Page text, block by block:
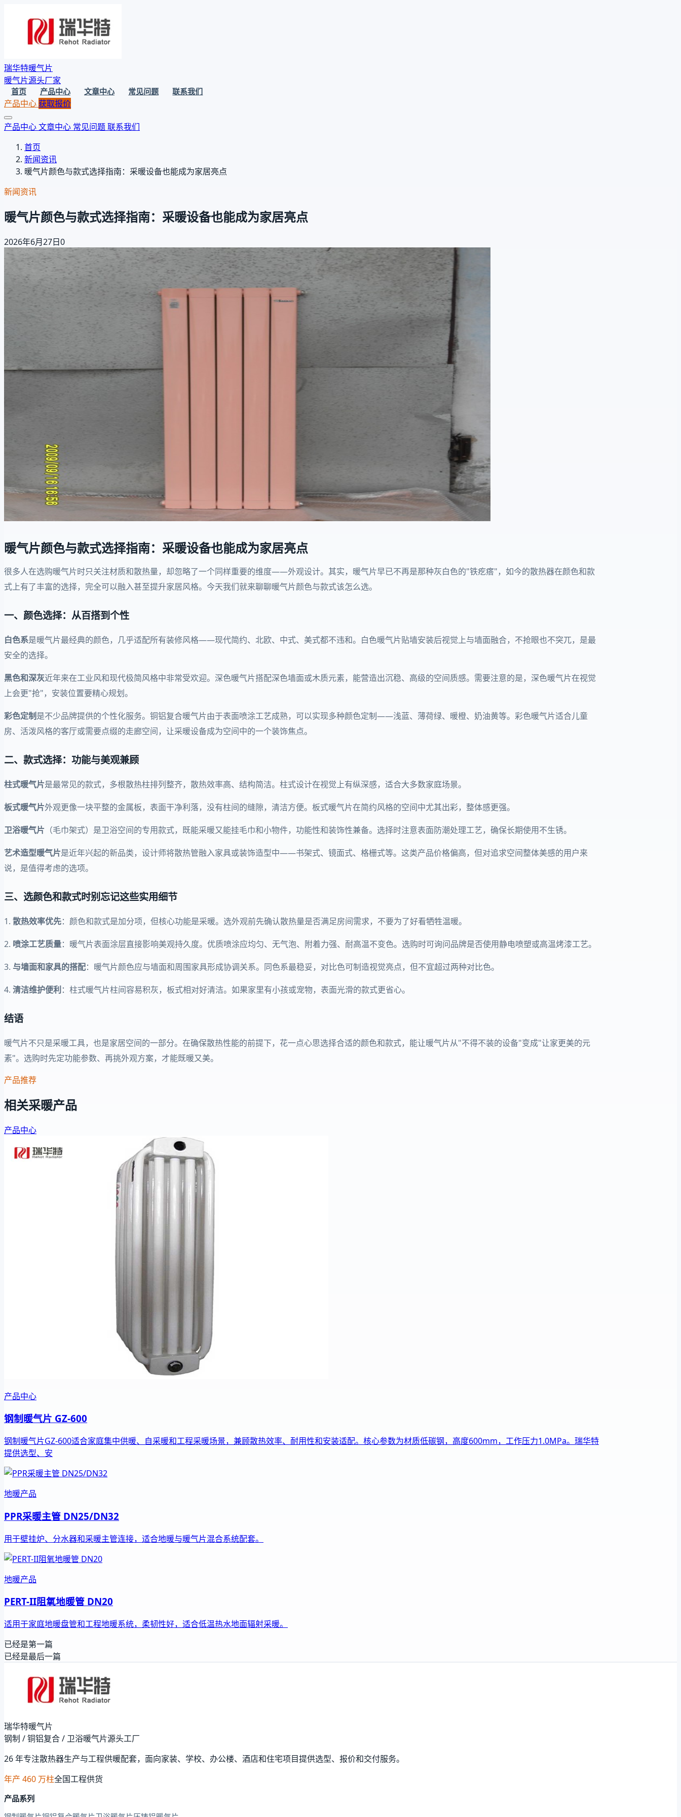
瑞华特暖气片
暖气片源头厂家
首页 产品中心 文章中心 常见问题 联系我们
产品中心获取报价
产品中心文章中心 常见问题联系我们
首页
新闻资讯
暖气片颜色与款式选择指南：采暖设备也能成为家居亮点
新闻资讯
暖气片颜色与款式选择指南：采暖设备也能成为家居亮点
2026年6月27日0
暖气片颜色与款式选择指南：采暖设备也能成为家居亮点
很多人在选购暖气片时只关注材质和散热量，却忽略了一个同样重要的维度——外观设计。其实，暖气片早已不再是那种灰白色的"铁疙瘩"，如今的散热器在颜色和款
式上有了丰富的选择，完全可以融入甚至提升家居风格。今天我们就来聊聊暖气片颜色与款式该怎么选。
一、颜色选择：从百搭到个性
白色系是暖气片最经典的颜色，几乎适配所有装修风格——现代简约、北欧、中式、美式都不违和。白色暖气片贴墙安装后视觉上与墙面融合，不抢眼也不突兀，是最
安全的选择。
黑色和深灰近年来在工业风和现代极简风格中非常受欢迎。深色暖气片搭配深色墙面或木质元素，能营造出沉稳、高级的空间质感。需要注意的是，深色暖气片在视觉
上会更"抢"，安装位置要精心规划。
彩色定制是不少品牌提供的个性化服务。铜铝复合暖气片由于表面喷涂工艺成熟，可以实现多种颜色定制——浅蓝、薄荷绿、暖橙、奶油黄等。彩色暖气片适合儿童
房、活泼风格的客厅或需要点缀的走廊空间，让采暖设备成为空间中的一个装饰焦点。
二、款式选择：功能与美观兼顾
柱式暖气片是最常见的款式，多根散热柱排列整齐，散热效率高、结构简洁。柱式设计在视觉上有纵深感，适合大多数家庭场景。
板式暖气片外观更像一块平整的金属板，表面干净利落，没有柱间的缝隙，清洁方便。板式暖气片在简约风格的空间中尤其出彩，整体感更强。
卫浴暖气片 （毛巾架式）是卫浴空间的专用款式，既能采暖又能挂毛巾和小物件，功能性和装饰性兼备。选择时注意表面防潮处理工艺，确保长期使用不生锈。
艺术造型暖气片是近年兴起的新品类，设计师将散热管融入家具或装饰造型中——书架式、镜面式、格栅式等。这类产品价格偏高，但对追求空间整体美感的用户来
说，是值得考虑的选项。
三、选颜色和款式时别忘记这些实用细节
1. 散热效率优先：颜色和款式是加分项，但核心功能是采暖。选外观前先确认散热量是否满足房间需求，不要为了好看牺牲温暖。
2. 喷涂工艺质量：暖气片表面涂层直接影响美观持久度。优质喷涂应均匀、无气泡、附着力强、耐高温不变色。选购时可询问品牌是否使用静电喷塑或高温烤漆工艺。
3. 与墙面和家具的搭配：暖气片颜色应与墙面和周围家具形成协调关系。同色系最稳妥，对比色可制造视觉亮点，但不宜超过两种对比色。
4. 清洁维护便利 ：柱式暖气片柱间容易积灰，板式相对好清洁。如果家里有小孩或宠物，表面光滑的款式更省心。
结语
暖气片不只是采暖工具，也是家居空间的一部分。在确保散热性能的前提下，花一点心思选择合适的颜色和款式，能让暖气片从"不得不装的设备"变成"让家更美的元
素"。选购时先定功能参数、再挑外观方案，才能既暖又美。
产品推荐
相关采暖产品
产品中心
产品中心
钢制暖气片 GZ-600
钢制暖气片GZ-600适合家庭集中供暖、自采暖和工程采暖场景，兼顾散热效率、耐用性和安装适配。核心参数为材质低碳钢，高度600mm，工作压力1.0MPa。瑞华特
提供选型、安
地暖产品
PPR采暖主管 DN25/DN32
用于壁挂炉、分水器和采暖主管连接，适合地暖与暖气片混合系统配套。
地暖产品
PERT-II阻氧地暖管 DN20
适用于家庭地暖盘管和工程地暖系统，柔韧性好，适合低温热水地面辐射采暖。
已经是第一篇
已经是最后一篇
瑞华特暖气片
钢制 / 铜铝复合 / 卫浴暖气片源头工厂
26 年专注散热器生产与工程供暖配套，面向家装、学校、办公楼、酒店和住宅项目提供选型、报价和交付服务。
年产 460 万柱全国工程供货
产品系列